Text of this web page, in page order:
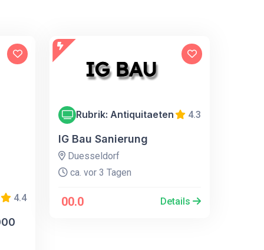
4.4
Rubrik: Antiquitaeten 4.3
IG Bau Sanierung
Duesseldorf
ca. vor 3 Tagen
00.0 Details